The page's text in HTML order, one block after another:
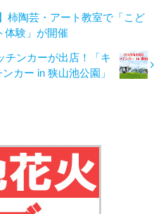
柿陶芸・アート教室で「こど
体験」が開催
チンカーが出店！「キ
ンカー in 狭山池公園」